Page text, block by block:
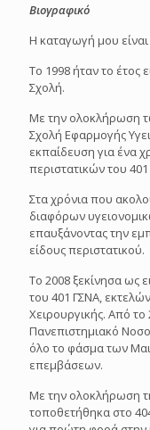
Βιογραφικό
Η καταγωγή μου
Το 1998 ήταν το έτος
Σχολή.
Με την ολοκλήρωση
Σχολή Εφαρμογής
εκπαίδευση για ένα
περιστατικών του
Στα χρόνια που
διαφόρων
επαυξάνοντας την
είδους περιστατικού.
Το 2008 ξεκίνησα ως
του 401 ΓΣΝΑ,
Χειρουργικής. Από το
Πανεπιστημιακό
όλο το φάσμα των
επεμβάσεων.
Με την ολοκλήρωση
τοποθετήθηκα στο